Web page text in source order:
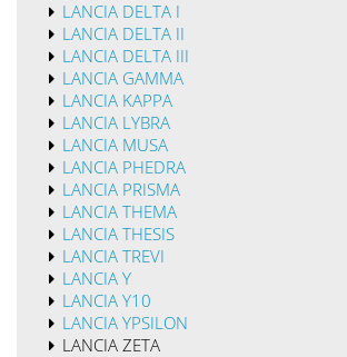
LANCIA DELTA I
LANCIA DELTA II
LANCIA DELTA III
LANCIA GAMMA
LANCIA KAPPA
LANCIA LYBRA
LANCIA MUSA
LANCIA PHEDRA
LANCIA PRISMA
LANCIA THEMA
LANCIA THESIS
LANCIA TREVI
LANCIA Y
LANCIA Y10
LANCIA YPSILON
LANCIA ZETA